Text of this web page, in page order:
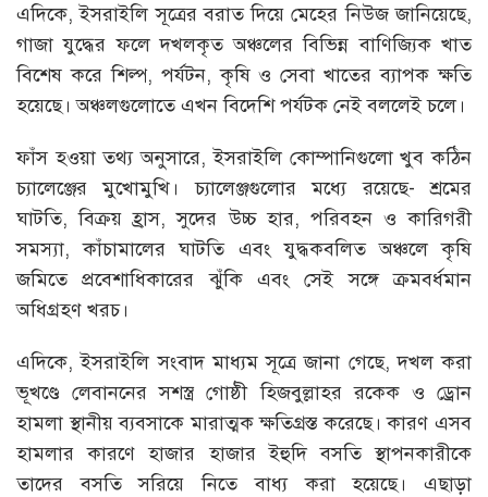
এদিকে, ইসরাইলি সূত্রের বরাত দিয়ে মেহের নিউজ জানিয়েছে,
গাজা যুদ্ধের ফলে দখলকৃত অঞ্চলের বিভিন্ন বাণিজ্যিক খাত
বিশেষ করে শিল্প, পর্যটন, কৃষি ও সেবা খাতের ব্যাপক ক্ষতি
হয়েছে। অঞ্চলগুলোতে এখন বিদেশি পর্যটক নেই বললেই চলে।
ফাঁস হওয়া তথ্য অনুসারে, ইসরাইলি কোম্পানিগুলো খুব কঠিন
চ্যালেঞ্জের মুখোমুখি। চ্যালেঞ্জগুলোর মধ্যে রয়েছে- শ্রমের
ঘাটতি, বিক্রয় হ্রাস, সুদের উচ্চ হার, পরিবহন ও কারিগরী
সমস্যা, কাঁচামালের ঘাটতি এবং যুদ্ধকবলিত অঞ্চলে কৃষি
জমিতে প্রবেশাধিকারের ঝুঁকি এবং সেই সঙ্গে ক্রমবর্ধমান
অধিগ্রহণ খরচ।
এদিকে, ইসরাইলি সংবাদ মাধ্যম সূত্রে জানা গেছে, দখল করা
ভূখণ্ডে লেবাননের সশস্ত্র গোষ্ঠী হিজবুল্লাহর রকেক ও ড্রোন
হামলা স্থানীয় ব্যবসাকে মারাত্মক ক্ষতিগ্রস্ত করেছে। কারণ এসব
হামলার কারণে হাজার হাজার ইহুদি বসতি স্থাপনকারীকে
তাদের বসতি সরিয়ে নিতে বাধ্য করা হয়েছে। এছাড়া